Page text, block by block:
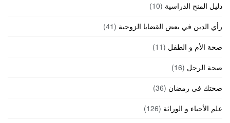
دليل المنح الدراسية (10)
رأي الدين في بعض القضايا الزوجية (41)
صحة الأم و الطفل (11)
صحة الرجل (16)
صحتك في رمضان (36)
علم الأحياء و الوراثة (126)